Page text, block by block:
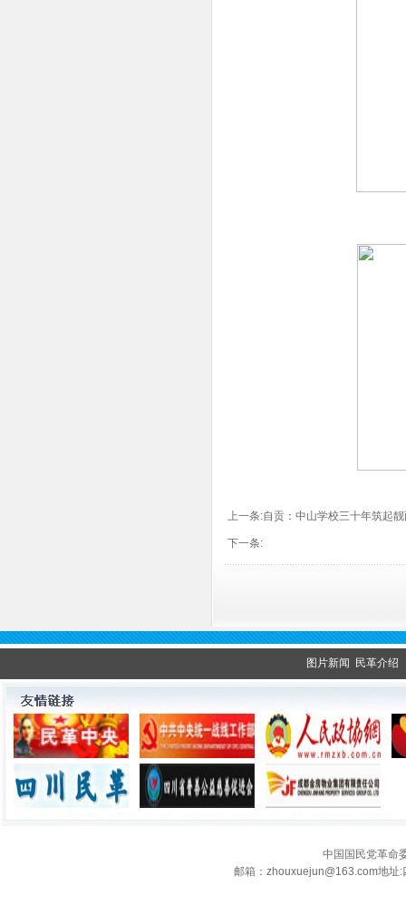
上一条:自贡：中山学校三十年筑起
下一条:
图片新闻 民革介绍
中国国民党革命
邮箱：zhouxuejun@163.com地址